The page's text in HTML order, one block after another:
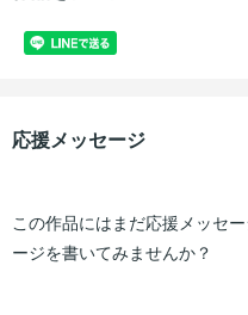
応援メッセージ
この作品にはまだ応援メッセ
ージを書いてみませんか？